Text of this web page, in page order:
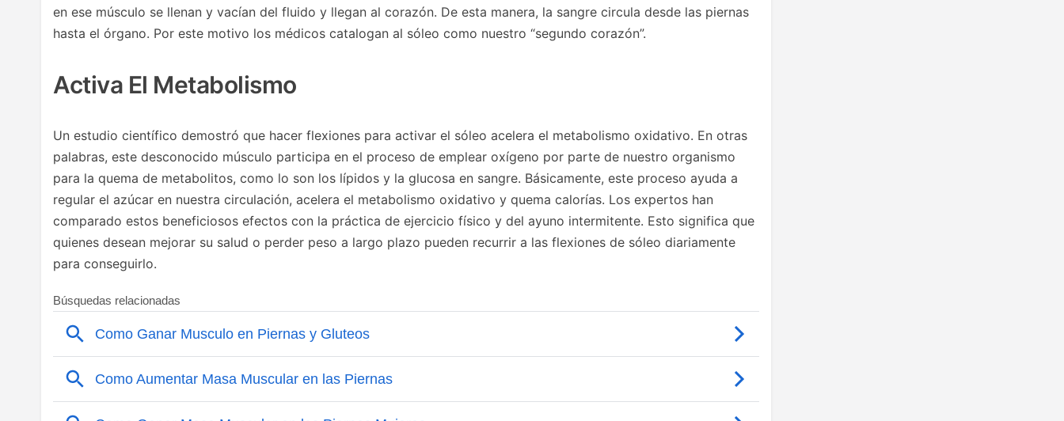
en ese músculo se llenan y vacían del fluido y llegan al corazón. De esta manera, la sangre circula desde las piernas
hasta el órgano. Por este motivo los médicos catalogan al sóleo como nuestro “segundo corazón”.
Activa El Metabolismo
Un estudio científico demostró que hacer flexiones para activar el sóleo acelera el metabolismo oxidativo. En otras
palabras, este desconocido músculo participa en el proceso de emplear oxígeno por parte de nuestro organismo
para la quema de metabolitos, como lo son los lípidos y la glucosa en sangre. Básicamente, este proceso ayuda a
regular el azúcar en nuestra circulación, acelera el metabolismo oxidativo y quema calorías. Los expertos han
comparado estos beneficiosos efectos con la práctica de ejercicio físico y del ayuno intermitente. Esto significa que
quienes desean mejorar su salud o perder peso a largo plazo pueden recurrir a las flexiones de sóleo diariamente
para conseguirlo.